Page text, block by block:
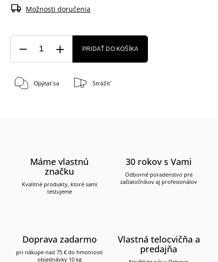
Možnosti doručenia
PRIDAŤ DO KOŠÍKA
Opýtať sa Strážiť
Máme vlastnú
značku
Kvalitné produkty, ktoré sami
testujeme
30 rokov s Vami
Odborné poradenstvo pre
začiatočníkov aj profesionálov
Doprava zadarmo
pri nákupe nad 75 € do hmotnosti
objednávky 10 kg
Vlastná telocvičňa a
predajňa